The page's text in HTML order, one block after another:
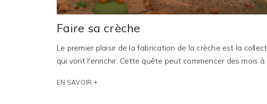
Faire sa crèche
Le premier plaisir de la fabrication de la crèche est la
qui vont l'enrichir. Cette quête peut commencer des mois à
EN SAVOIR +